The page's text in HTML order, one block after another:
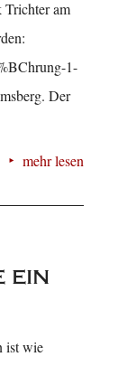
Trichter am
1-
Der
mehr lesen
ein
ist wie